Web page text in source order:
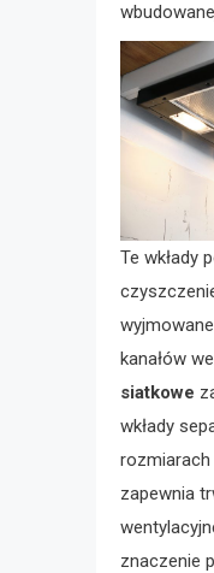
Te wkłady
kanałów
siatkowe
wkłady
zapewnia
znaczenie